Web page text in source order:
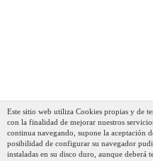
AÑADIR
Este sitio web utiliza Cookies propias y de
con la finalidad de mejorar nuestros
continua navegando, supone la aceptación
posibilidad de configurar su navegador
instaladas en su disco duro, aunque deberá